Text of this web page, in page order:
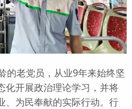
老党员，从业9年来始终坚
化开展政治理论学习，并将
、为民奉献的实际行动。行